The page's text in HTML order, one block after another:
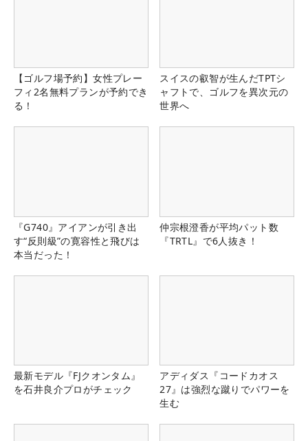
【ゴルフ場予約】女性プレー
フィ2名無料プランが予約でき
る！
スイスの叡智が生んだTPTシ
ャフトで、ゴルフを異次元の
世界へ
『G740』アイアンが引き出
す“反則級”の寛容性と飛びは
本当だった！
仲宗根澄香が平均パット数
『TRTL』で6人抜き！
最新モデル『FJクオンタム』
を石井良介プロがチェック
アディダス『コードカオス
27』は強烈な蹴りでパワーを
生む